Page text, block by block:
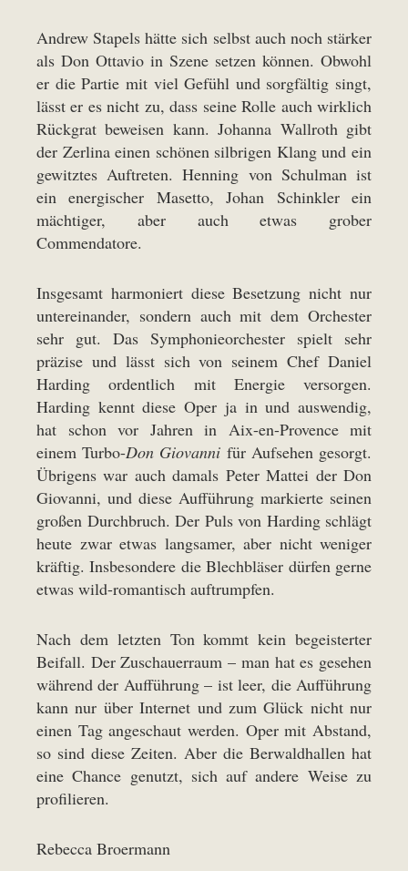
Andrew Stapels hätte sich selbst auch noch stärker
als Don Ottavio in Szene setzen können. Obwohl
er die Partie mit viel Gefühl und sorgfältig singt,
lässt er es nicht zu, dass seine Rolle auch wirklich
Rückgrat beweisen kann. Johanna Wallroth gibt
der Zerlina einen schönen silbrigen Klang und ein
gewitztes Auftreten. Henning von Schulman ist
ein energischer Masetto, Johan Schinkler ein
mächtiger, aber auch etwas grober
Commendatore.
Insgesamt harmoniert diese Besetzung nicht nur
untereinander, sondern auch mit dem Orchester
sehr gut. Das Symphonieorchester spielt sehr
präzise und lässt sich von seinem Chef Daniel
Harding ordentlich mit Energie versorgen.
Harding kennt diese Oper ja in und auswendig,
hat schon vor Jahren in Aix-en-Provence mit
einem Turbo-Don Giovanni für Aufsehen gesorgt.
Übrigens war auch damals Peter Mattei der Don
Giovanni, und diese Aufführung markierte seinen
großen Durchbruch. Der Puls von Harding schlägt
heute zwar etwas langsamer, aber nicht weniger
kräftig. Insbesondere die Blechbläser dürfen gerne
etwas wild-romantisch auftrumpfen.
Nach dem letzten Ton kommt kein begeisterter
Beifall. Der Zuschauerraum – man hat es gesehen
während der Aufführung – ist leer, die Aufführung
kann nur über Internet und zum Glück nicht nur
einen Tag angeschaut werden. Oper mit Abstand,
so sind diese Zeiten. Aber die Berwaldhallen hat
eine Chance genutzt, sich auf andere Weise zu
profilieren.
Rebecca Broermann